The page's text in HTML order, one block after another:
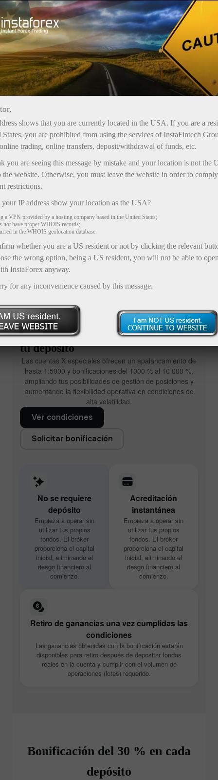
Promociones
Bonificaciones de InstaForex
Las bonificaciones difieren en el importe máximo,
las condiciones de acreditación en la cuenta y el
Las ganancias obtenidas al operar con cualquier
bonificación pueden retirarse de la cuenta sin
Bonificación de hasta ×1000 sobre
tu depósito
Las cuentas X especiales ofrecen un apalancamiento de
hasta 1:5000 y bonificaciones del 1000 % al 10 000 %,
ampliando tus posibilidades de gestión de posiciones y
aumentando la flexibilidad operativa en condiciones de
alta volatilidad.
Ver condiciones
Solicitar bonificación
No se requiere
depósito
Empieza a operar sin
utilizar tus propios
fondos. El bróker
proporciona el capital
inicial, eliminando el
riesgo financiero al
comienzo.
Acreditación
instantánea
Empieza a operar sin
utilizar tus propios
fondos. El bróker
proporciona el capital
inicial, eliminando el
riesgo financiero al
comienzo.
Retiro de ganancias una vez cumplidas las
condiciones
Las ganancias obtenidas con la bonificación estarán
disponibles para retiro después de depositar fondos
reales en la cuenta y cumplir con el volumen de
operaciones (lotes) requerido.
Bonificación del 30 % en cada
depósito
shows that you are currently located in the USA. If you are a
States, you are prohibited from using the services of InstaFintech
trading, online transfers, deposit/withdrawal of funds, etc.
you are seeing this message by mistake and your location is not the
the website. Otherwise, you must leave the website in order to
restrictions.
IP address show your location as the USA?
a VPN provided by a hosting company based in the United States;
not have proper WHOIS records;
in the WHOIS geolocation database.
whether you are a US resident or not by clicking the relevant
the wrong option, being a US resident, you will not be able to
InstaForex anyway.
for any inconvenience caused by this message.